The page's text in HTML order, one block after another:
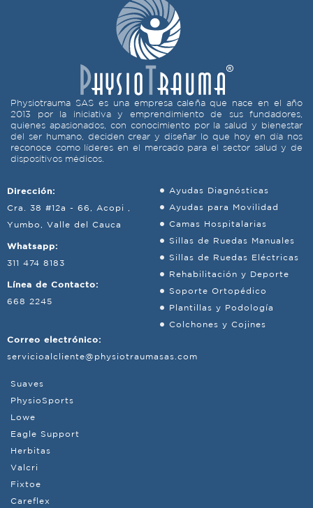
Physiotrauma SAS es una empresa caleña que nace en el año
2013 por la iniciativa y emprendimiento de sus fundadores,
quienes apasionados, con conocimiento por la salud y bienestar
del ser humano, deciden crear y diseñar lo que hoy en día nos
reconoce como líderes en el mercado para el sector salud y de
dispositivos médicos.
Dirección:
Cra. 38 #12a - 66, Acopi ,
Yumbo, Valle del Cauca
Whatsapp:
311 474 8183
Línea de Contacto:
668 2245
Correo electrónico:
servicioalcliente@physiotraumasas.com
Ayudas Diagnósticas
Ayudas para Movilidad
Camas Hospitalarias
Sillas de Ruedas Manuales
Sillas de Ruedas Eléctricas
Rehabilitación y Deporte
Soporte Ortopédico
Plantillas y Podología
Colchones y Cojines
Suaves
PhysioSports
Lowe
Eagle Support
Herbitas
Valcri
Fixtoe
Careflex